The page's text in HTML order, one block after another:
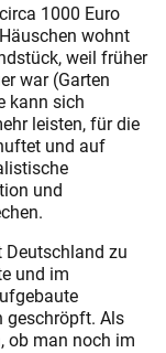
1000 Euro
wohnt
weil früher
war (Garten
kann sich
leisten, für die
und auf
und
Deutschland zu
und im
geschröpft. Als
ob man noch im